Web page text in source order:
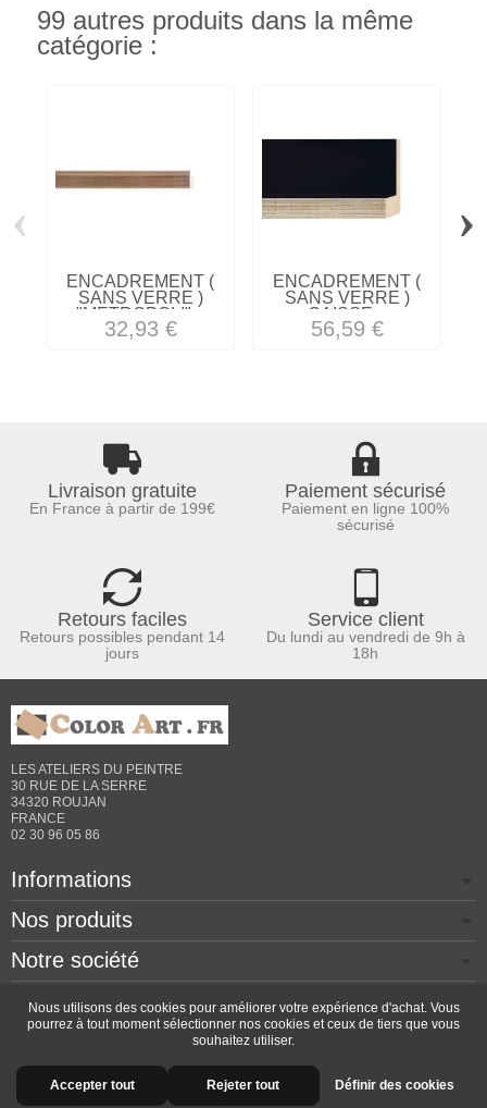
99 autres produits dans la même
catégorie :
ENCADREMENT (
SANS VERRE )
"METROPOLI"...
32,93 €
ENCADREMENT (
SANS VERRE )
CAISSE...
56,59 €
‹ ›
Livraison gratuite
En France à partir de 199€
Paiement sécurisé
Paiement en ligne 100%
sécurisé
Retours faciles
Retours possibles pendant 14
jours
Service client
Du lundi au vendredi de 9h à
18h
LES ATELIERS DU PEINTRE
30 RUE DE LA SERRE
34320 ROUJAN
FRANCE
02 30 96 05 86
Informations
Nos produits
Notre société
Contactez-nous
Copyright © 2026 - Design by Prestacrea
- Ecommerce
software byPrestaShop™
Nous utilisons des cookies pour améliorer votre expérience d'achat. Vous
pourrez à tout moment sélectionner nos cookies et ceux de tiers que vous
souhaitez utiliser.
Accepter tout Rejeter tout Définir des cookies